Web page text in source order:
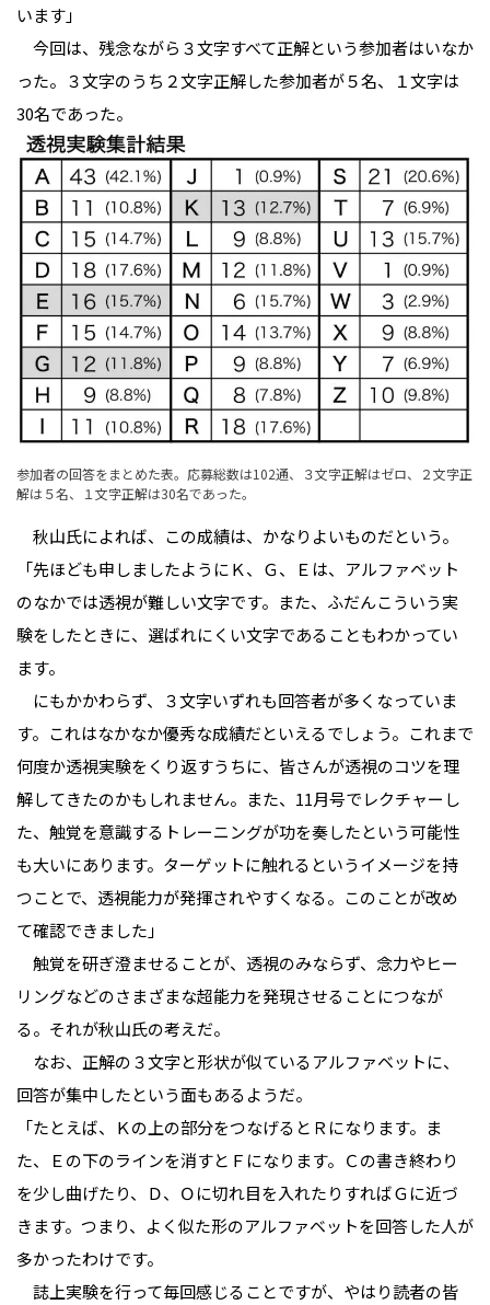
います」
今回は、残念ながら３文字すべて正解という参加者はいなか
った。３文字のうち２文字正解した参加者が５名、１文字は
30名であった。
参加者の回答をまとめた表。応募総数は102通、３文字正解はゼロ、２文字正
解は５名、１文字正解は30名であった。
秋山氏によれば、この成績は、かなりよいものだという。
「先ほども申しましたようにＫ、Ｇ、Ｅは、アルファベット
のなかでは透視が難しい文字です。また、ふだんこういう実
験をしたときに、選ばれにくい文字であることもわかってい
ます。
にもかかわらず、３文字いずれも回答者が多くなっていま
す。これはなかなか優秀な成績だといえるでしょう。これまで
何度か透視実験をくり返すうちに、皆さんが透視のコツを理
解してきたのかもしれません。また、11月号でレクチャーし
た、触覚を意識するトレーニングが功を奏したという可能性
も大いにあります。ターゲットに触れるというイメージを持
つことで、透視能力が発揮されやすくなる。このことが改め
て確認できました」
触覚を研ぎ澄ませることが、透視のみならず、念力やヒー
リングなどのさまざまな超能力を発現させることにつなが
る。それが秋山氏の考えだ。
なお、正解の３文字と形状が似ているアルファベットに、
回答が集中したという面もあるようだ。
「たとえば、Ｋの上の部分をつなげるとＲになります。ま
た、Ｅの下のラインを消すとＦになります。Ｃの書き終わり
を少し曲げたり、Ｄ、Ｏに切れ目を入れたりすればＧに近づ
きます。つまり、よく似た形のアルファベットを回答した人が
多かったわけです。
誌上実験を行って毎回感じることですが、やはり読者の皆